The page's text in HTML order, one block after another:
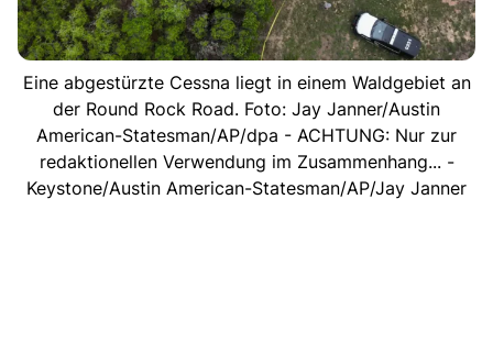
Eine abgestürzte Cessna liegt in einem Waldgebiet an
der Round Rock Road. Foto: Jay Janner/Austin
American-Statesman/AP/dpa - ACHTUNG: Nur zur
redaktionellen Verwendung im Zusammenhang... -
Keystone/Austin American-Statesman/AP/Jay Janner